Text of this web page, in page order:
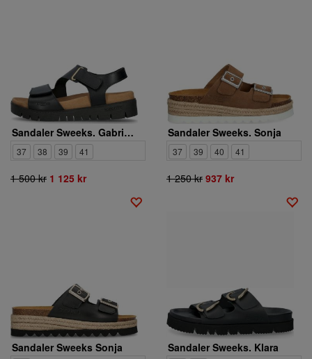
Sandaler Sweeks. Gabriela 1064737
37 38 39 41
1 500 kr 1 125 kr
Sandaler Sweeks. Sonja
37 39 40 41
1 250 kr 937 kr
Sandaler Sweeks Sonja Sandaler Sweeks. Klara